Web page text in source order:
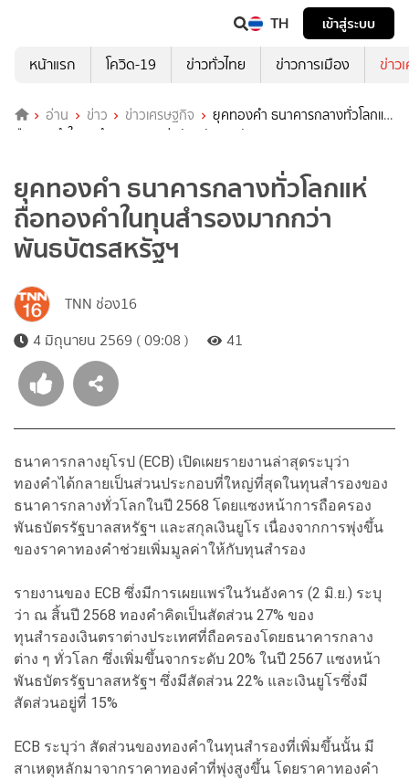
TH
เข้าสู่ระบบ
หน้าแรก
โควิด-19 ข่าวทั่วไทย ข่าวการเมือง ข่าว
อ่าน ข่าว ข่าวเศรษฐกิจ
ยุคทองคำ ธนาคารกลางทั่วโลกแห่
ถือทองคำในทุนสำรองมากกว่าพันธบัตรสหรัฐฯ
ยุคทองคำ ธนาคารกลางทั่วโลกแห่
ถือทองคำในทุนสำรองมากกว่า
พันธบัตรสหรัฐฯ
TNN ช่อง16
4 มิถุนายน 2569 ( 09:08 )
41
ธนาคารกลางยุโรป (ECB) เปิดเผยรายงานล่าสุดระบุว่า
ทองคำได้กลายเป็นส่วนประกอบที่ใหญ่ที่สุดในทุนสำรองของ
ธนาคารกลางทั่วโลกในปี 2568 โดยแซงหน้าการถือครอง
พันธบัตรรัฐบาลสหรัฐฯ และสกุลเงินยูโร เนื่องจากการพุ่งขึ้น
ของราคาทองคำช่วยเพิ่มมูลค่าให้กับทุนสำรอง
รายงานของ ECB ซึ่งมีการเผยแพร่ในวันอังคาร (2 มิ.ย.) ระบุ
ว่า ณ สิ้นปี 2568 ทองคำคิดเป็นสัดส่วน 27% ของ
ทุนสำรองเงินตราต่างประเทศที่ถือครองโดยธนาคารกลาง
ต่าง ๆ ทั่วโลก ซึ่งเพิ่มขึ้นจากระดับ 20% ในปี 2567 แซงหน้า
พันธบัตรรัฐบาลสหรัฐฯ ซึ่งมีสัดส่วน 22% และเงินยูโรซึ่งมี
สัดส่วนอยู่ที่ 15%
ECB ระบุว่า สัดส่วนของทองคำในทุนสำรองที่เพิ่มขึ้นนั้น มี
สาเหตุหลักมาจากราคาทองคำที่พุ่งสูงขึ้น โดยราคาทองคำ